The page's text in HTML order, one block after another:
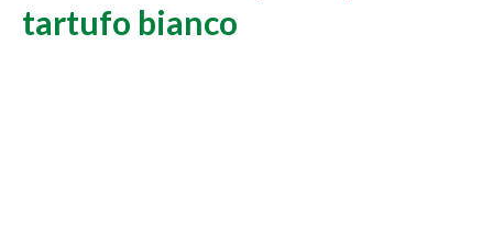
tartufo bianco